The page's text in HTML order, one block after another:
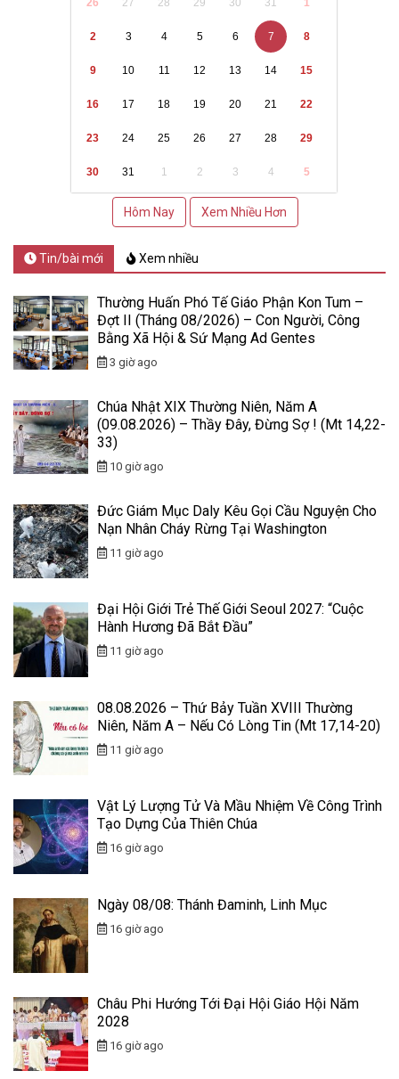
2 3 4 5 6 7 8
9 10 11 12 13 14 15
16 17 18 19 20 21 22
23 24 25 26 27 28 29
30 31 1 2 3 4 5
Hôm Nay Xem Nhiều Hơn
Tin/bài mới Xem nhiều
Thường Huấn Phó Tế Giáo Phận Kon Tum –
Đợt II (Tháng 08/2026) – Con Người, Công
Bằng Xã Hội & Sứ Mạng Ad Gentes
3 giờ ago
Chúa Nhật XIX Thường Niên, Năm A
(09.08.2026) – Thầy Đây, Đừng Sợ ! (Mt 14,22-
33)
10 giờ ago
Đức Giám Mục Daly Kêu Gọi Cầu Nguyện Cho
Nạn Nhân Cháy Rừng Tại Washington
11 giờ ago
Đại Hội Giới Trẻ Thế Giới Seoul 2027: “Cuộc
Hành Hương Đã Bắt Đầu”
11 giờ ago
08.08.2026 – Thứ Bảy Tuần XVIII Thường
Niên, Năm A – Nếu Có Lòng Tin (Mt 17,14-20)
11 giờ ago
Vật Lý Lượng Tử Và Mầu Nhiệm Về Công Trình
Tạo Dựng Của Thiên Chúa
16 giờ ago
Ngày 08/08: Thánh Đaminh, Linh Mục
16 giờ ago
Châu Phi Hướng Tới Đại Hội Giáo Hội Năm
2028
16 giờ ago